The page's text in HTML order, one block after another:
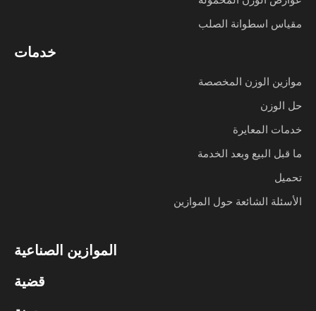
مقياس اسطوانة الصلب
خدمات
موازين الوزن المخصصة
حل الوزن
خدمات المعايرة
ما قبل البيع وبعد الخدمة
تحميل
الأسئلة الشائعة حول الموازين
الموازين الصناعية
قضية